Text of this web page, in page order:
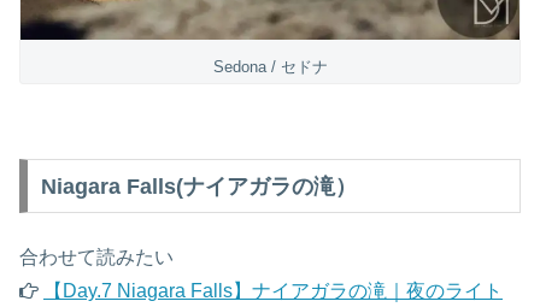
Sedona / セドナ
Niagara Falls(ナイアガラの滝）
合わせて読みたい
【Day.7 Niagara Falls】ナイアガラの滝｜夜のライト